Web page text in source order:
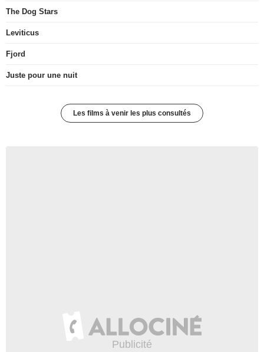
The Dog Stars
Leviticus
Fjord
Juste pour une nuit
Les films à venir les plus consultés